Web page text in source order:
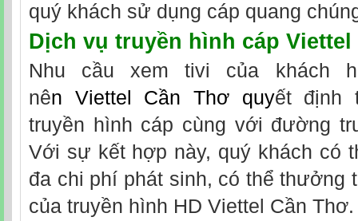
quý khách sử dụng cáp quang
Dịch vụ truyền hình cáp Viettel
Nhu cầu xem tivi của khách
nên Viettel Cần Thơquyết định
truyền hình cáp cùng với đường
Với sự kết hợp này, quý khách có
đa chi phí phát sinh, có thể thưởng
của truyền hình HD Viettel Cần Thơ.